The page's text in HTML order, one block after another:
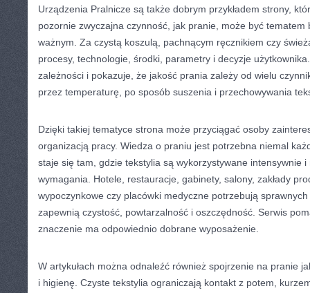
Urządzenia Pralnicze są także dobrym przykładem strony,
pozornie zwyczajna czynność, jak pranie, może być tematem
ważnym. Za czystą koszulą, pachnącym ręcznikiem czy
procesy, technologie, środki, parametry i decyzje
zależności i pokazuje, że jakość prania zależy od wielu
przez temperaturę, po sposób suszenia i przechowywania
Dzięki takiej tematyce strona może przyciągać osoby
organizacją pracy. Wiedza o praniu jest potrzebna niemal
staje się tam, gdzie tekstylia są wykorzystywane intensywnie i
wymagania. Hotele, restauracje, gabinety, salony, zakłady
wypoczynkowe czy placówki medyczne potrzebują
zapewnią czystość, powtarzalność i oszczędność. Serwis
znaczenie ma odpowiednio dobrane wyposażenie.
W artykułach można odnaleźć również spojrzenie na pranie
i higienę. Czyste tekstylia ograniczają kontakt z potem,